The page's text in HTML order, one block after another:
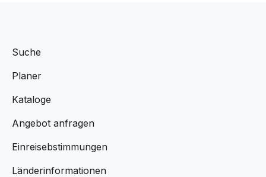
Suche
Planer
Kataloge
Angebot anfragen
Einreisebstimmungen
Länderinformationen